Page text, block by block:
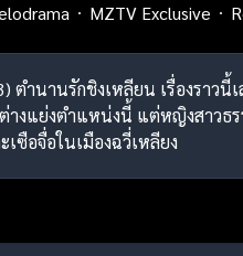
MZTV Exclusive
ตำนานรักชิงเหลียน เรื่องราว
างแย่งตำแหน่งนี้ แต่หญิงสาว
ซือจื่อในเมืองฉวี่เหลียง